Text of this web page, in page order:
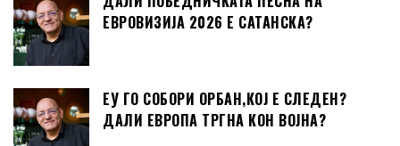
ЕВРОВИЗИЈА 2026 Е САТАНСКА?
ЕУ ГО СОБОРИ ОРБАН,КОЈ Е СЛЕДЕН?
ДАЛИ ЕВРОПА ТРГНА КОН ВОЈНА?